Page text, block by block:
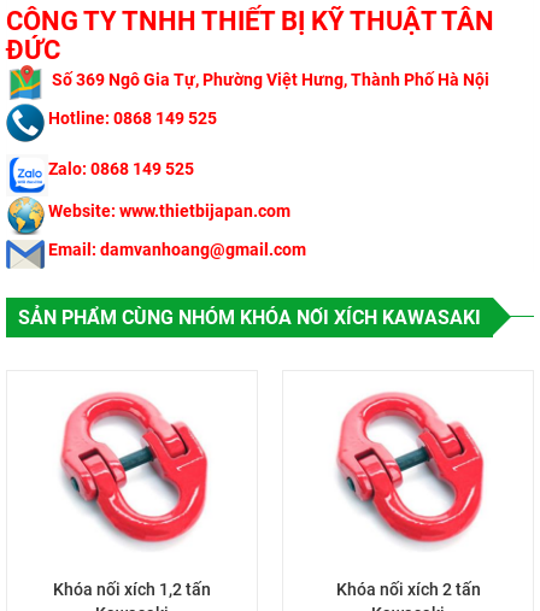
CÔNG TY TNHH THIẾT BỊ KỸ THUẬT TÂN
ĐỨC
Số 369 Ngô Gia Tự, Phường Việt Hưng, Thành Phố Hà Nội
Hotline: 0868 149 525
Zalo: 0868 149 525
Website: www.thietbijapan.com
Email: damvanhoang@gmail.com
SẢN PHẨM CÙNG NHÓM KHÓA NỐI XÍCH KAWASAKI
Khóa nối xích 1,2 tấn
Khóa nối xích 2 tấn